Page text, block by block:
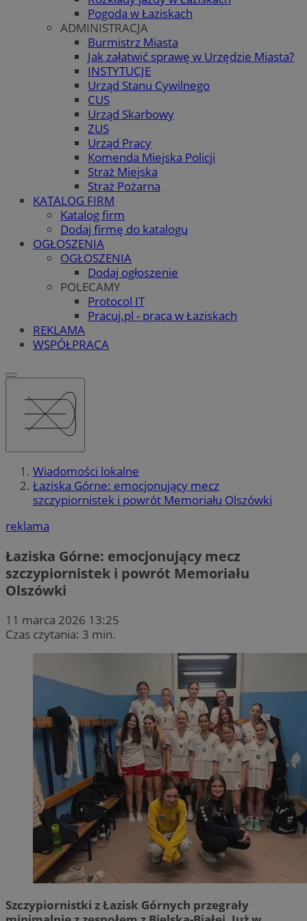
Pogoda w Łaziskach
ADMINISTRACJA
Burmistrz Miasta
Jak załatwić sprawę w Urzędzie Miasta?
INSTYTUCJE
Urząd Stanu Cywilnego
CUS
Urząd Skarbowy
ZUS
Urząd Pracy
Komenda Miejska Policji
Straż Miejska
Straż Pożarna
KATALOG FIRM
Katalog firm
Dodaj firmę do katalogu
OGŁOSZENIA
OGŁOSZENIA
Dodaj ogłoszenie
POLECAMY
Protocol IT
Pracuj.pl - praca w Łaziskach
REKLAMA
WSPÓŁPRACA
Wiadomości lokalne
Łaziska Górne: emocjonujący mecz
szczypiornistek i powrót Memoriału Olszówki
reklama
Łaziska Górne: emocjonujący mecz
szczypiornistek i powrót Memoriału
Olszówki
11 marca 2026 13:25
Czas czytania: 3 min.
Szczypiornistki z Łazisk Górnych przegrały